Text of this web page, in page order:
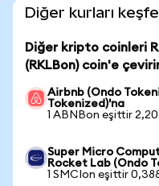
Diğer kurları
Diğer kripto coinleri
(RKLBon) coin'e
Airbnb (Ondo
Tokenized)'na
1 ABNBon eşittir
Super Micro
Rocket Lab (Ondo
1 SMCIon eşittir